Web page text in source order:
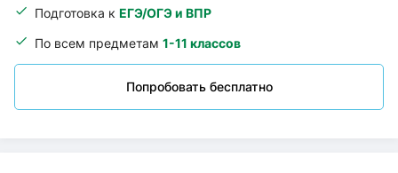
Подготовка к ЕГЭ/ОГЭ и ВПР
По всем предметам 1-11 классов
Попробовать бесплатно